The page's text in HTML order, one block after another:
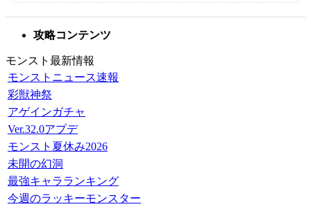
攻略コンテンツ
モンスト最新情報
モンストニュース速報
彩獣神祭
アゲインガチャ
Ver.32.0アプデ
モンスト夏休み2026
未開の幻洞
最強キャラランキング
今週のラッキーモンスター